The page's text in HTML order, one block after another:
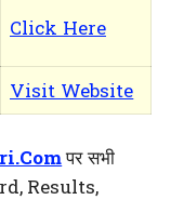
Click Here
Visit Website
पर सभी
Results,